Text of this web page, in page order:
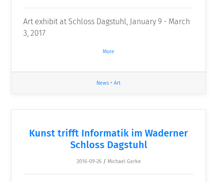
Art exhibit at Schloss Dagstuhl, January 9 - March
3, 2017
More
News • Art
Kunst trifft Informatik im Waderner
Schloss Dagstuhl
2016-09-26 / Michael Gerke